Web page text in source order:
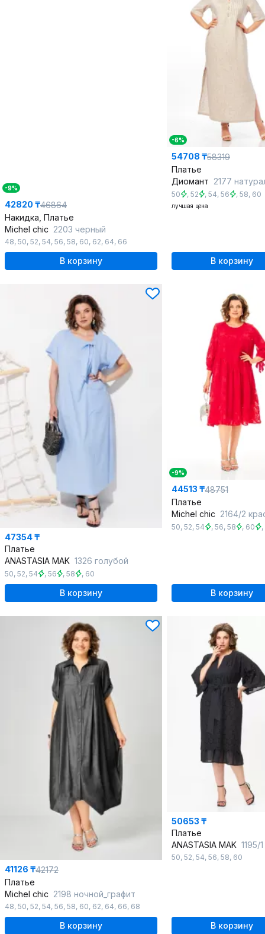
-9%
42820 ₸46864
Накидка, Платье
Michel chic 2203 черный
48, 50, 52, 54, 56, 58, 60, 62, 64, 66
В корзину
-6%
54708 ₸58319
Платье
Диомант 2177
50 , 52 , 54, 56 , 58, 60
лучшая цена
В корзину
47354 ₸
Платье
ANASTASIA MAK 1326 голубой
50, 52, 54 , 56 , 58 , 60
В корзину
-9%
44513 ₸48751
Платье
Michel chic 2164/2
50, 52, 54 , 56, 58 , 60 ,
В корзину
41126 ₸42172
Платье
Michel chic 2198 ночной_графит
48, 50, 52, 54, 56, 58, 60, 62, 64, 66, 68
В корзину
50653 ₸
Платье
ANASTASIA MAK 1195/
50, 52, 54, 56, 58, 60
В корзину